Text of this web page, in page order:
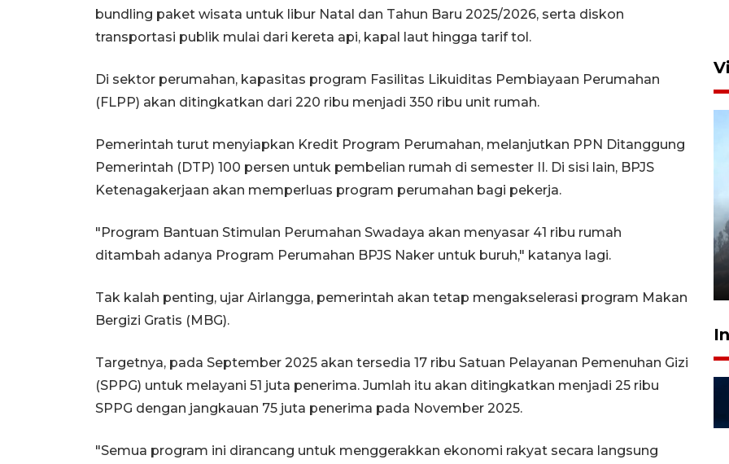
bundling paket wisata untuk libur Natal dan Tahun Baru 2025/2026, serta diskon
transportasi publik mulai dari kereta api, kapal laut hingga tarif tol.
Di sektor perumahan, kapasitas program Fasilitas Likuiditas Pembiayaan Perumahan
(FLPP) akan ditingkatkan dari 220 ribu menjadi 350 ribu unit rumah.
Pemerintah turut menyiapkan Kredit Program Perumahan, melanjutkan PPN Ditanggung
Pemerintah (DTP) 100 persen untuk pembelian rumah di semester II. Di sisi lain, BPJS
Ketenagakerjaan akan memperluas program perumahan bagi pekerja.
"Program Bantuan Stimulan Perumahan Swadaya akan menyasar 41 ribu rumah
ditambah adanya Program Perumahan BPJS Naker untuk buruh," katanya lagi.
Tak kalah penting, ujar Airlangga, pemerintah akan tetap mengakselerasi program Makan
Bergizi Gratis (MBG).
Targetnya, pada September 2025 akan tersedia 17 ribu Satuan Pelayanan Pemenuhan Gizi
(SPPG) untuk melayani 51 juta penerima. Jumlah itu akan ditingkatkan menjadi 25 ribu
SPPG dengan jangkauan 75 juta penerima pada November 2025.
"Semua program ini dirancang untuk menggerakkan ekonomi rakyat secara langsung
Water Spray" bantu padamkan
kebakaran Bromo